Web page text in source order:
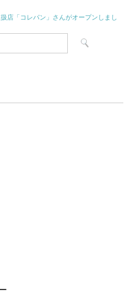
店「コレパン」さんがオープンしまし